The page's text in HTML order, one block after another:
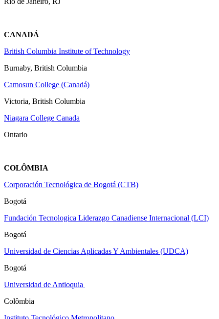
CANADÁ
British Columbia Institute of Technology
Burnaby, British Columbia
Camosun College (Canadá)
Victoria, British Columbia
Niagara College Canada
Ontario
COLÔMBIA
Corporación Tecnológica de Bogotá (CTB)
Bogotá
Fundación Tecnologica Liderazgo Canadiense Internacional (LCI)
Bogotá
Universidad de Ciencias Aplicadas Y Ambientales (UDCA)
Bogotá
Universidad de Antioquia
Colômbia